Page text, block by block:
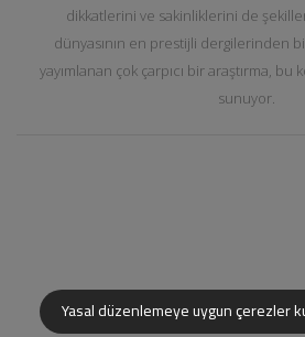
dikkatlerini ve sakinliklerini de
dünyasının en prestijli dergilerinden
yayımlanan çok çarpıcı bir araştırma, bu
sunuyor.
Yasal düzenlemeye uygun çerezler